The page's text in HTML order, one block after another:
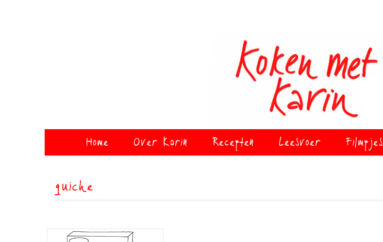
Home Over Karin Recepten Leesvoer Filmpjes
quiche